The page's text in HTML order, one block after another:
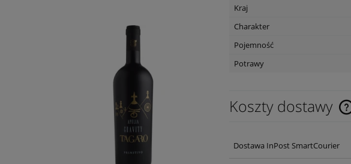
Kraj
Charakter
Pojemność
Potrawy
Koszty dostawy
Dostawa InPost SmartCourier